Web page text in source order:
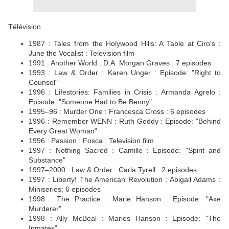
Télévision
1987 : Tales from the Holywood Hills: A Table at Ciro's :
June the Vocalist : Television film
1991 : Another World : D.A. Morgan Graves : 7 episodes
1993 : Law & Order : Karen Unger : Episode: "Right to
Counsel"
1996 : Lifestories: Families in Crisis : Armanda Agrelo :
Episode: "Someone Had to Be Benny"
1995–96 : Murder One : Francesca Cross : 6 episodes
1996 : Remember WENN : Ruth Geddy : Episode: "Behind
Every Great Woman"
1996 : Passion : Fosca : Television film
1997 : Nothing Sacred : Camille : Episode: "Spirit and
Substance"
1997–2000 : Law & Order : Carla Tyrell : 2 episodes
1997 : Liberty! The American Revolution : Abigail Adams :
Miniseries; 6 episodes
1998 : The Practice : Marie Hanson : Episode: "Axe
Murderer"
1998 : Ally McBeal : Maries Hanson : Episode: "The